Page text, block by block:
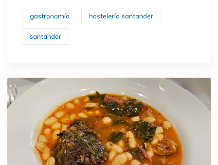
gastronomía hostelería santander
santander